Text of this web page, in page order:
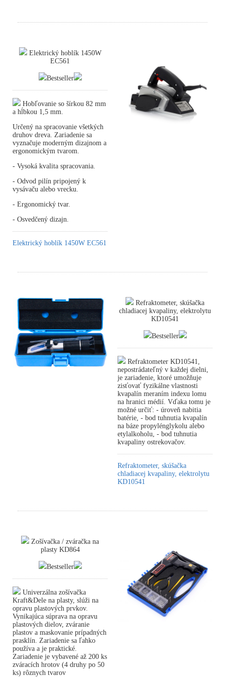
Elektrický hoblík 1450W
EC561
Bestseller
Hobľovanie so šírkou 82 mm
a hĺbkou 1,5 mm.
Určený na spracovanie všetkých
druhov dreva. Zariadenie sa
vyznačuje moderným dizajnom a
ergonomickým tvarom.
- Vysoká kvalita spracovania.
- Odvod pilín pripojený k
vysávaču alebo vrecku.
- Ergonomický tvar.
- Osvedčený dizajn.
Elektrický hoblík 1450W EC561
Refraktometer, skúšačka
chladiacej kvapaliny, elektrolytu
KD10541
Bestseller
Refraktometer KD10541,
nepostrádateľný v každej dielni,
je zariadenie, ktoré umožňuje
zisťovať fyzikálne vlastnosti
kvapalín meraním indexu lomu
na hranici médií. Vďaka tomu je
možné určiť: - úroveň nabitia
batérie, - bod tuhnutia kvapalín
na báze propylénglykolu alebo
etylalkoholu, - bod tuhnutia
kvapaliny ostrekovačov.
Refraktometer, skúšačka
chladiacej kvapaliny, elektrolytu
KD10541
Zošívačka / zváračka na
plasty KD864
Bestseller
Univerzálna zošívačka
Kraft&Dele na plasty, slúži na
opravu plastových prvkov.
Vynikajúca súprava na opravu
plastových dielov, zváranie
plastov a maskovanie prípadných
prasklín. Zariadenie sa ľahko
používa a je praktické.
Zariadenie je vybavené až 200 ks
zváracích hrotov (4 druhy po 50
ks) rôznych tvarov